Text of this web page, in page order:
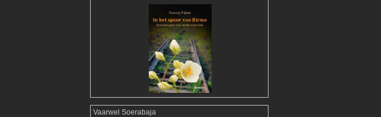
Vaarwel Soerabaja